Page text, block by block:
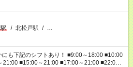
/ 北松戸駅 / …
21:00 ■15:00～21:00 ■17:00～21:00 ■22:00